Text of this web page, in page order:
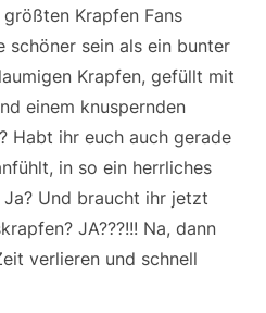
Krapfen Fans
schöner sein als ein bunter
Krapfen, gefüllt mit
einem knuspernden
Habt ihr euch auch gerade
in so ein herrliches
Und braucht ihr jetzt
JA???!!! Na, dann
verlieren und schnell